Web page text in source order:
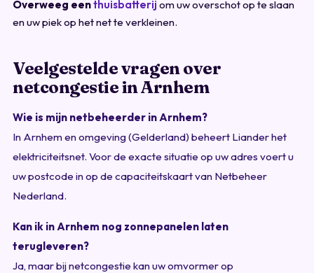
Overweeg eenthuisbatterij om uw overschot op te slaan
en uw piek op het net te verkleinen.
Veelgestelde vragen over
netcongestie in Arnhem
Wie is mijn netbeheerder in Arnhem?
In Arnhem en omgeving (Gelderland) beheert Liander het
elektriciteitsnet. Voor de exacte situatie op uw adres voert u
uw postcode in op de capaciteitskaart van Netbeheer
Nederland.
Kan ik in Arnhem nog zonnepanelen laten
terugleveren?
Ja, maar bij netcongestie kan uw omvormer op